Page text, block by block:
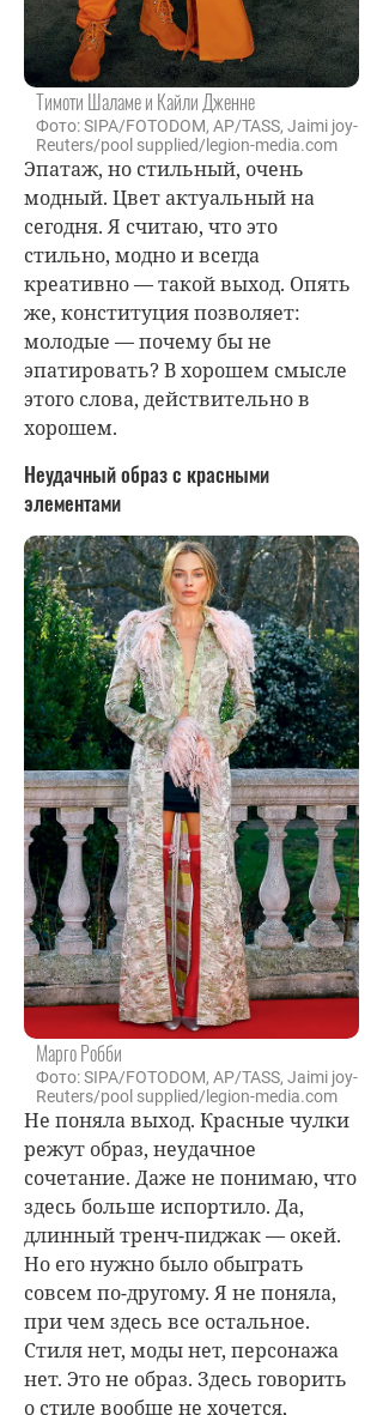
Тимоти Шаламе и Кайли Дженне
Фото: SIPA/FOTODOM, AP/TASS, Jaimi joy-
Reuters/pool supplied/legion-media.com
Эпатаж, но стильный, очень
модный. Цвет актуальный на
сегодня. Я считаю, что это
стильно, модно и всегда
креативно — такой выход. Опять
же, конституция позволяет:
молодые — почему бы не
эпатировать? В хорошем смысле
этого слова, действительно в
хорошем.
Неудачный образ с красными
элементами
Марго Робби
Фото: SIPA/FOTODOM, AP/TASS, Jaimi joy-
Reuters/pool supplied/legion-media.com
Не поняла выход. Красные чулки
режут образ, неудачное
сочетание. Даже не понимаю, что
здесь больше испортило. Да,
длинный тренч-пиджак — окей.
Но его нужно было обыграть
совсем по-другому. Я не поняла,
при чем здесь все остальное.
Стиля нет, моды нет, персонажа
нет. Это не образ. Здесь говорить
о стиле вообще не хочется,